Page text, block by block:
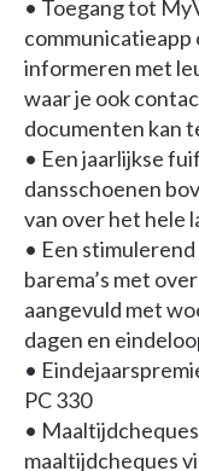
• Toegang tot
communicatieapp
informeren met
waar je ook
documenten kan
• Een jaarlijkse
dansschoenen
van over het hele
• Een
barema’s met
aangevuld met
dagen en
•
PC 330
•
maaltijdcheques